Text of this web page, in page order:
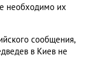
необходимо их
сообщения,
в Киев не